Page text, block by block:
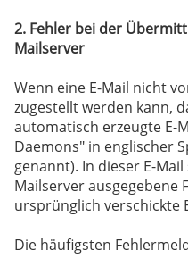
2. Fehler bei der
Mailserver
Wenn eine E-Mail nicht
zugestellt werden kann,
automatisch erzeugte E-
Daemons" in englischer
genannt). In dieser E-
Mailserver ausgegebene
ursprünglich verschickte
Die häufigsten